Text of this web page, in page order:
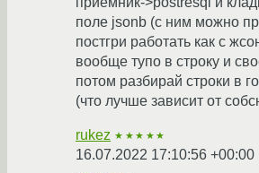
поле jsonb (с ним можно
постгри работать как с
вообще тупо в строку и
потом разбирай строки в
(что лучше зависит от
rukez ★★★★★
16.07.2022 17:10:56 +00:00